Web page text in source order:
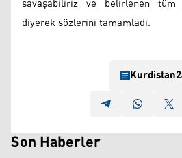
diyerek sözlerini tamamladı.
Son Haberler